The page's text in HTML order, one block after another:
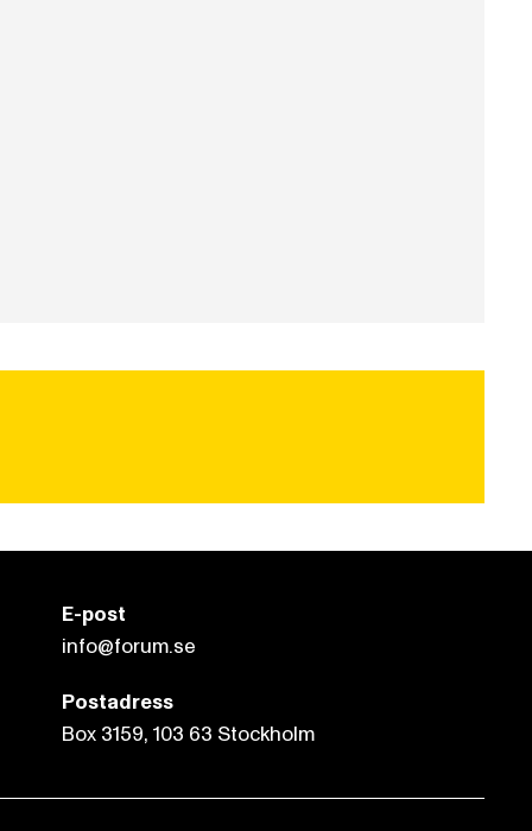
E-post
info@forum.se
Postadress
Box 3159, 103 63 Stockholm